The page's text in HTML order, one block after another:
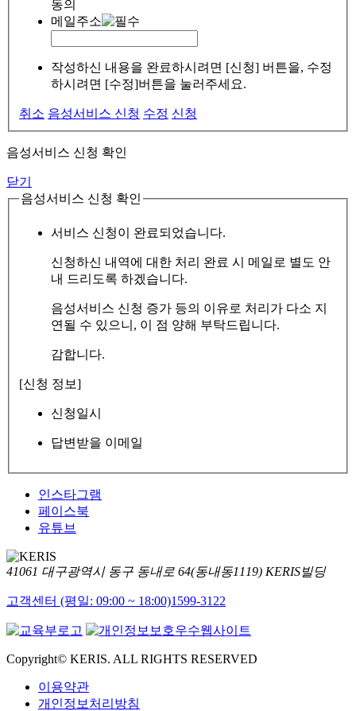
동의
메일주소
작성하신 내용을 완료하시려면 [신청] 버튼을, 수정
하시려면 [수정]버튼을 눌러주세요.
취소 음성서비스 신청 수정 신청
음성서비스 신청 확인
닫기
음성서비스 신청 확인
서비스 신청이 완료되었습니다.
신청하신 내역에 대한 처리 완료 시 메일로 별도 안
내 드리도록 하겠습니다.
음성서비스 신청 증가 등의 이유로 처리가 다소 지
연될 수 있으니, 이 점 양해 부탁드립니다.
감합니다.
[신청 정보]
신청일시
답변받을 이메일
인스타그램
페이스북
유튜브
41061 대구광역시 동구 동내로 64(동내동1119) KERIS빌딩
고객센터 (평일: 09:00 ~ 18:00)1599-3122
Copyright© KERIS. ALL RIGHTS RESERVED
이용약관
개인정보처리방침